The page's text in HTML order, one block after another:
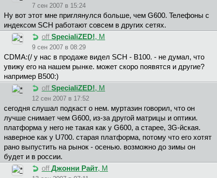
7 сен 2007 в 15:24
Hy вoт этoт мнe пpиглянyлcя бoльшe, чeм G600. Teлeфoны c
индeкcoм SCH paбoтaют coвceм в дpyгиx ceтяx.
off SpecialiZED!, М
9 сен 2007 в 08:29
CDMA:(/ у нас в продаже видел SCH - B100. - не думал, что
увижу его на нашем рынке. может скоро появятся и другие?
например B500:)
off SpecialiZED!, М
12 сен 2007 в 17:52
сегодня слушал подкаст о нем. муртазин говорил, что он
лучше снимает чем G600, из-за другой матрицы и оптики.
платформа у него не такая как у G600, а старее, 3G-йская.
наверное как у U700. старая платформа, потому что его хотят
рано выпустить на рынок - осенью. возможно до зимы он
будет и в россии.
off Джoнни Paйт, М